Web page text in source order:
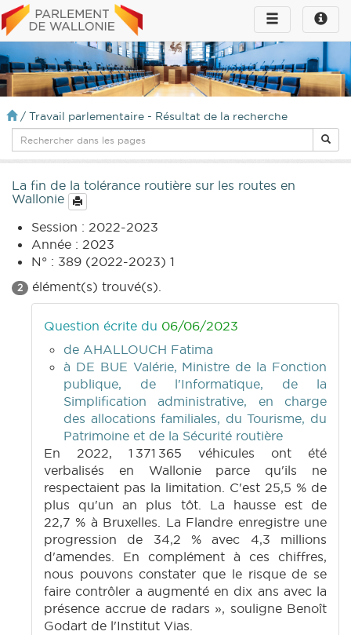
Toggle
infos
Toggle
navigation
/ Travail parlementaire - Résultat de la recherche
La fin de la tolérance routière sur les routes en
Wallonie
Session : 2022-2023
Année : 2023
N° : 389 (2022-2023) 1
2 élément(s) trouvé(s).
Question écrite du 06/06/2023
de AHALLOUCH Fatima
à DE BUE Valérie, Ministre de la Fonction
publique, de l'Informatique, de la
Simplification administrative, en charge
des allocations familiales, du Tourisme, du
Patrimoine et de la Sécurité routière
En 2022, 1 371 365 véhicules ont été
verbalisés en Wallonie parce qu'ils ne
respectaient pas la limitation. C'est 25,5 % de
plus qu'un an plus tôt. La hausse est de
22,7 % à Bruxelles. La Flandre enregistre une
progression de 34,2 % avec 4,3 millions
d'amendes. En complément à ces chiffres,
nous pouvons constater que le risque de se
faire contrôler a augmenté en dix ans avec la
présence accrue de radars », souligne Benoît
Godart de l'Institut Vias.